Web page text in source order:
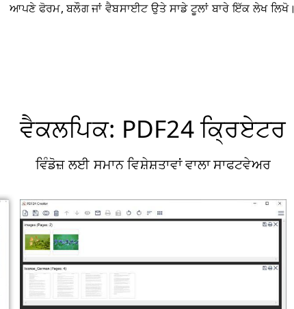
ਆਪਣੇ ਫੋਰਮ, ਬਲੌਗ ਜਾਂ ਵੈਬਸਾਈਟ ਉਤੇ ਸਾਡੇ ਟੂਲਾਂ ਬਾਰੇ ਇੱਕ ਲੇਖ ਲਿਖੋ।
ਵੈਕਲਪਿਕ: PDF24 ਕ੍ਰਿਏਟਰ
ਵਿੰਡੋਜ਼ ਲਈ ਸਮਾਨ ਵਿਸ਼ੇਸ਼ਤਾਵਾਂ ਵਾਲਾ ਸਾਫਟਵੇਅਰ